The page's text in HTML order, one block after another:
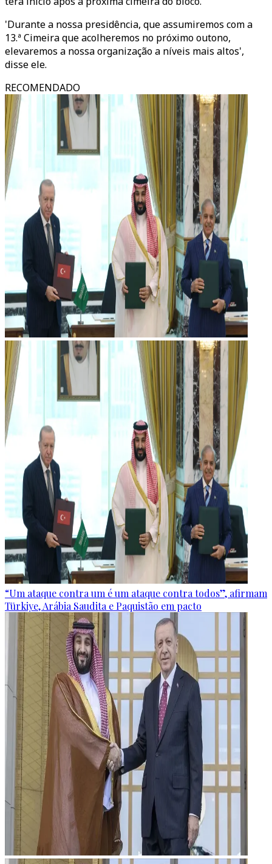
'Durante a nossa presidência, que assumiremos com a
13.ª Cimeira que acolheremos no próximo outono,
elevaremos a nossa organização a níveis mais altos',
disse ele.
RECOMENDADO
“Um ataque contra um é um ataque contra todos”, afirmam
Türkiye, Arábia Saudita e Paquistão em pacto